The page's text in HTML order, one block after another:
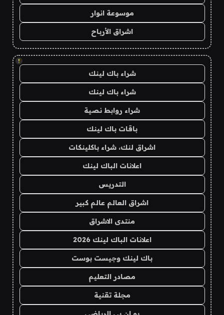
موسوعة انوار
اشراق الأرباح
!
شراء باك لينك
شراء باك لينك
شراء روابط نصية
باقات باك لينك
اشراق لنك، شراء باكلينكات
اعلانات الباك لينك
التدريس
اشراق العالم عالم كبير
منتدى الاشراق
اعلانات الباك لينك 2026
باك لينك وجيست بوست
مصادر التعليم
مجلة تقنية